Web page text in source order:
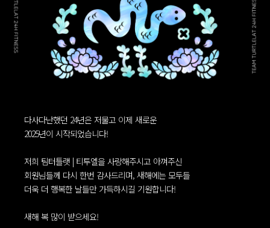
다사다난했던 24년은 저물고 이제 새로운
2025년이 시작되었습니다!
저희 팀터틀랫 | 티투엘을 사랑해주시고 아껴주신
회원님들께 다시 한번 감사드리며, 새해에는 모두들
더욱 더 행복한 날들만 가득하시길 기원합니다!
새해 복 많이 받으세요!